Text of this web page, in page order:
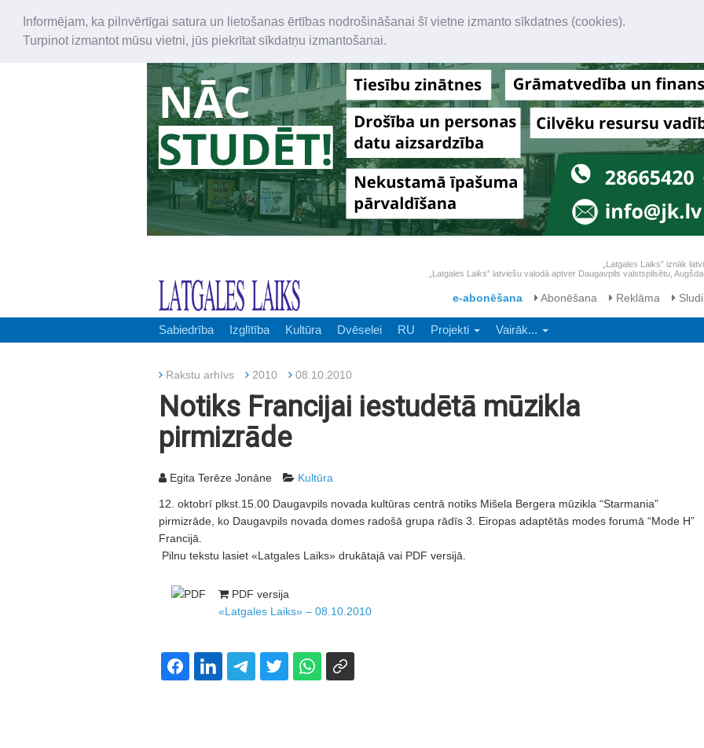
Informējam, ka pilnvērtīgai satura un lietošanas ērtības nodrošināšanai šī vietne izmanto sīkdatnes (cookies).
Turpinot izmantot mūsu vietni, jūs piekrītat sīkdatņu izmantošanai.
„Latgales Laiks” iznāk
„Latgales Laiks” latviešu valodā aptver Daugavpils valstspilsētu,
e-abonēšana Abonēšana Reklāma
Sabiedrība Izglītība Kultūra Dvēselei RU Projekti Vairāk...
Rakstu arhīvs 2010 08.10.2010
Notiks Francijai iestudētā mūzikla
pirmizrāde
Egita Terēze Jonāne Kultūra
12. oktobrī plkst.15.00 Daugavpils novada kultūras centrā notiks Mišela Bergera mūzikla “Starmania”
pirmizrāde, ko Daugavpils novada domes radošā grupa rādīs 3. Eiropas adaptētās modes forumā “Mode H”
Francijā.
Pilnu tekstu lasiet «Latgales Laiks» drukātajā vai PDF versijā.
PDF versija
«Latgales Laiks» – 08.10.2010